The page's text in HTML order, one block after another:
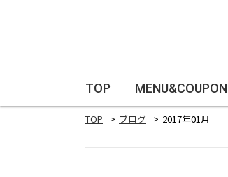
TOP MENU&COUPON
TOP ブログ 2017年01月